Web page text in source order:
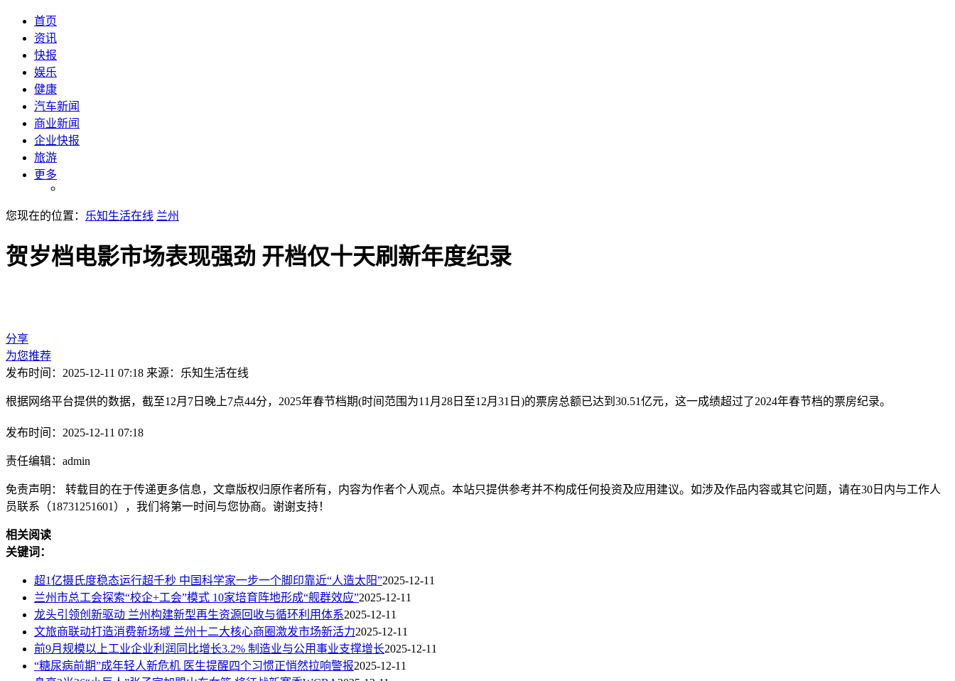
首页
资讯
快报
娱乐
健康
汽车新闻
商业新闻
企业快报
旅游
更多
您现在的位置： 乐知生活在线 兰州
贺岁档电影市场表现强劲 开档仅十天刷新年度纪录
分享
为您推荐
发布时间：2025-12-11 07:18 来源：乐知生活在线
根据网络平台提供的数据，截至12月7日晚上7点44分，2025年春节档期(时间范围为11月28日至12月31日)的票房总额已达到30.51亿元，这一成绩超过了2024年春节档的票房纪录。
发布时间：2025-12-11 07:18
责任编辑：admin
免责声明： 转载目的在于传递更多信息，文章版权归原作者所有，内容为作者个人观点。本站只提供参考并不构成任何投资及应用建议。如涉及作品内容或其它问题，请在30日内与工作人
员联系（18731251601），我们将第一时间与您协商。谢谢支持！
相关阅读
关键词：
超1亿摄氏度稳态运行超千秒 中国科学家一步一个脚印靠近“人造太阳”2025-12-11
兰州市总工会探索“校企+工会”模式 10家培育阵地形成“舰群效应”2025-12-11
龙头引领创新驱动 兰州构建新型再生资源回收与循环利用体系2025-12-11
文旅商联动打造消费新场域 兰州十二大核心商圈激发市场新活力2025-12-11
前9月规模以上工业企业利润同比增长3.2% 制造业与公用事业支撑增长2025-12-11
“糖尿病前期”成年轻人新危机 医生提醒四个习惯正悄然拉响警报2025-12-11